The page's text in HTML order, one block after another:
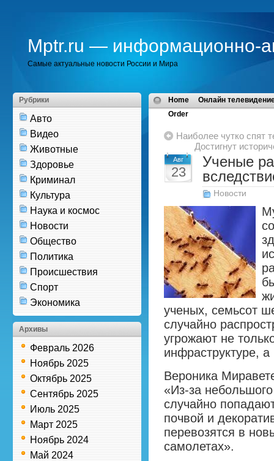
Mptr.ru — информационно-
Самые актуальные новости России и Мира
Рубрики
Авто
Видео
Животные
Здоровье
Криминал
Культура
Наука и космос
Новости
Общество
Политика
Происшествия
Спорт
Экономика
Архивы
Февраль 2026
Ноябрь 2025
Октябрь 2025
Сентябрь 2025
Июль 2025
Март 2025
Ноябрь 2024
Май 2024
Home
Онлайн
Order
Наиболее чутко спят
Достигнут
Авг
23
Ученые
Новости
ученых, семьсот
случайно
угрожают не
инфраструктуре,
Вероника
«Из-за
случайно
почвой и
перевозятся в
самолетах».